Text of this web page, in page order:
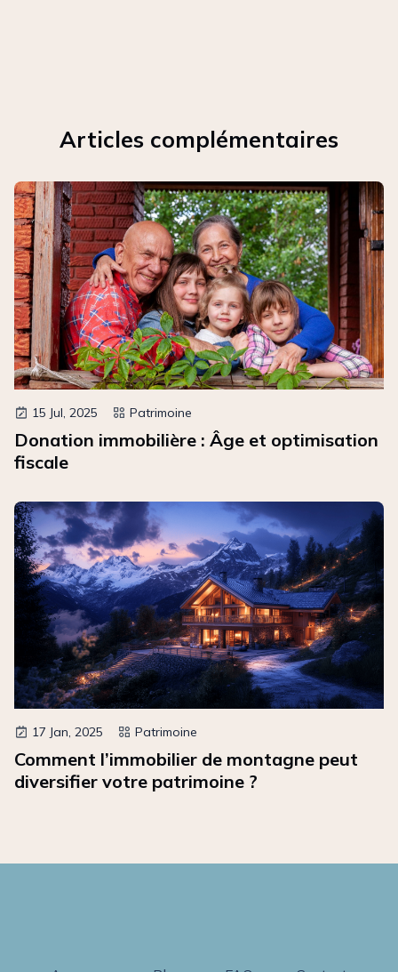
Articles complémentaires
15 Jul, 2025 Patrimoine
Donation immobilière : Âge et optimisation
fiscale
17 Jan, 2025 Patrimoine
Comment l’immobilier de montagne peut
diversifier votre patrimoine ?